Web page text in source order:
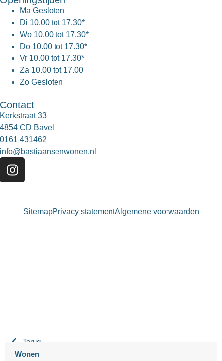
Ma Gesloten
Di 10.00 tot 17.30*
Wo 10.00 tot 17.30*
Do 10.00 tot 17.30*
Vr 10.00 tot 17.30*
Za 10.00 tot 17.00
Zo Gesloten
Contact
Kerkstraat 33
4854 CD Bavel
0161 431462
info@bastiaansenwonen.nl
SitemapPrivacy statementAlgemene voorwaarden
Terug
Wonen